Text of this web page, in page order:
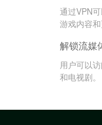
通过VPN
游戏内容和
解锁流媒
用户可以
和电视剧。